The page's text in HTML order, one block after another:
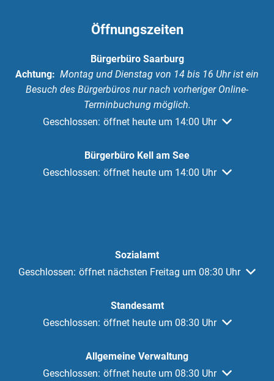
Öffnungszeiten
Bürgerbüro Saarburg
Achtung: Montag und Dienstag von 14 bis 16 Uhr ist ein
Besuch des Bürgerbüros nur nach vorheriger Online-
Terminbuchung möglich.
Klicken, um weitere Öffnungs- oder Schließzeiten
Geschlossen: öffnet heute um 14:00 Uhr
Bürgerbüro Kell am See
Klicken, um weitere Öffnungs- oder Schließzeiten
Geschlossen: öffnet heute um 14:00 Uhr
Sozialamt
Klicken, um weitere Öffnungs- oder Schließzeiten
Geschlossen: öffnet nächsten Freitag um 08:30 Uhr
Standesamt
Klicken, um weitere Öffnungs- oder Schließzeiten
Geschlossen: öffnet heute um 08:30 Uhr
Allgemeine Verwaltung
Klicken, um weitere Öffnungs- oder Schließzeiten
Geschlossen: öffnet heute um 08:30 Uhr